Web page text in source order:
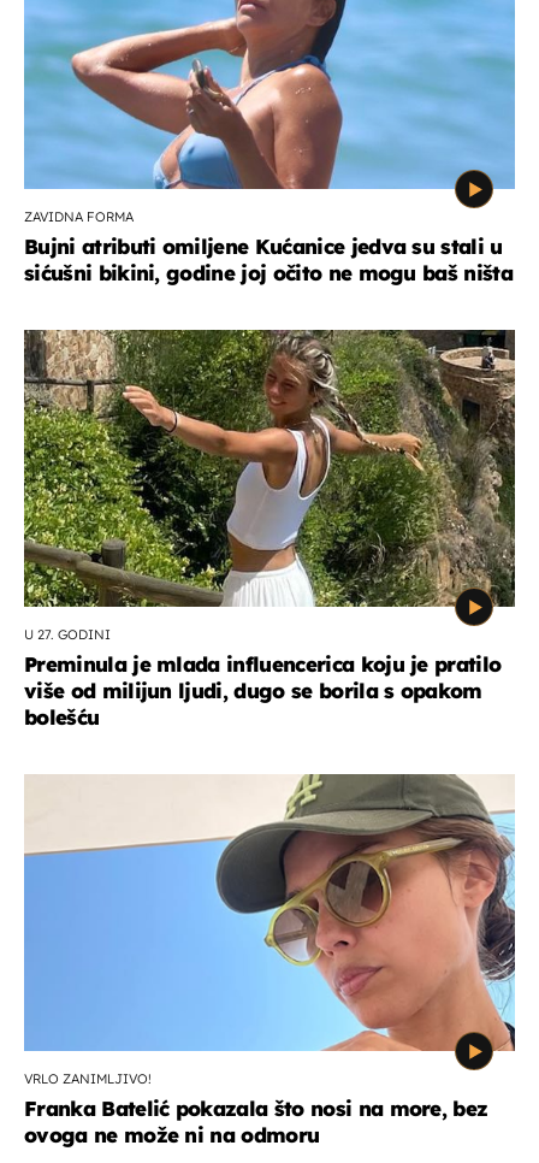
ZAVIDNA FORMA
Bujni atributi omiljene Kućanice jedva su stali u
sićušni bikini, godine joj očito ne mogu baš ništa
U 27. GODINI
Preminula je mlada influencerica koju je pratilo
više od milijun ljudi, dugo se borila s opakom
bolešću
VRLO ZANIMLJIVO!
Franka Batelić pokazala što nosi na more, bez
ovoga ne može ni na odmoru